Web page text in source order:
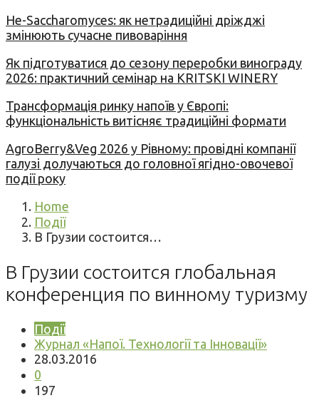
Не-Saccharomyces: як нетрадиційні дріжджі
змінюють сучасне пивоваріння
Як підготуватися до сезону переробки винограду
2026: практичний семінар на KRITSKI WINERY
Трансформація ринку напоїв у Європі:
функціональність витісняє традиційні формати
AgroBerry&Veg 2026 у Рівному: провідні компанії
галузі долучаються до головної ягідно-овочевої
події року
Home
Події
В Грузии состоится…
В Грузии состоится глобальная
конференция по винному туризму
Події
Журнал «Напої. Технології та Інновації»
28.03.2016
0
197